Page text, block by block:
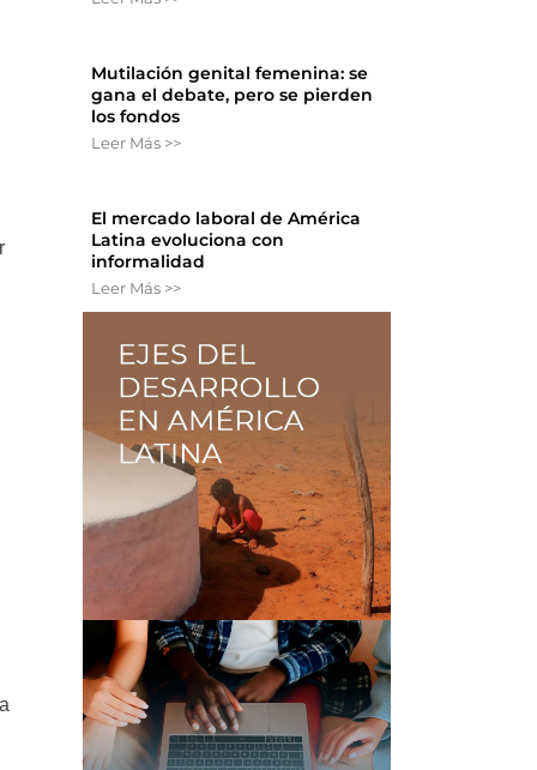
Mutilación genital femenina: se
gana el debate, pero se pierden
los fondos
Leer Más >>
El mercado laboral de América
Latina evoluciona con
informalidad
Leer Más >>